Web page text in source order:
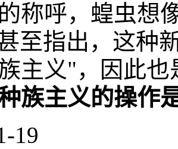
称呼，蝗虫想
至指出，这种
主义"，因此
族主义的操作
19